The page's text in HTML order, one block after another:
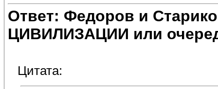
Ответ: Федоров и
ЦИВИЛИЗАЦИИ или
Цитата: